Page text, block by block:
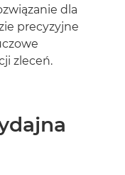
dla
precyzyjne
zleceń.